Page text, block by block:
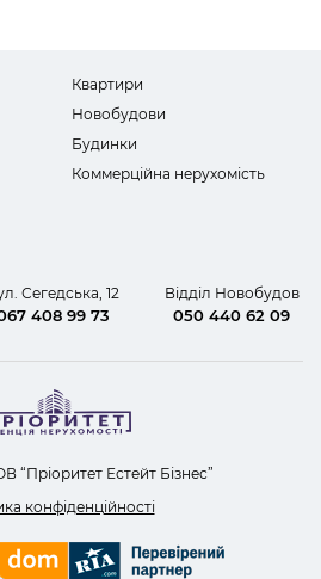
Квартири
Новобудови
Будинки
Коммерційна нерухомість
Сегедська, 12
408 99 73
Відділ Новобудов
050 440 62 09
“Пріоритет Естейт Бізнес”
конфіденційності